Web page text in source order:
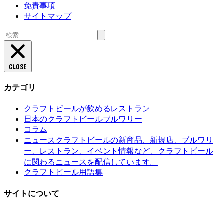
免責事項
サイトマップ
CLOSE
カテゴリ
クラフトビールが飲めるレストラン
日本のクラフトビールブルワリー
コラム
ニュース クラフトビールの新商品、新規店、ブルワリ
ー、レストラン、イベント情報など、クラフトビール
に関わるニュースを配信しています。
クラフトビール用語集
サイトについて